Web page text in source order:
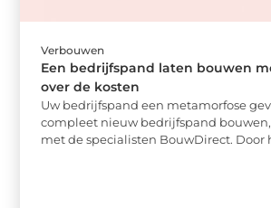
Verbouwen
Een bedrijfspand laten bouwen
over de kosten
Uw bedrijfspand een metamorfose
compleet nieuw bedrijfspand
met de specialisten BouwDirect. Door